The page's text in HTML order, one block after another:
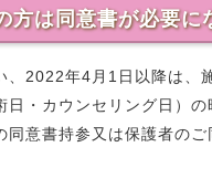
方は同意書が必要に
、2022年4月1日以降は、
日・カウンセリング日）
同意書持参又は保護者のご